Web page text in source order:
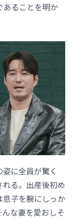
あることを明か
に全員が驚く
る。出産後初め
子を腕にしっか
な妻を愛おしそ